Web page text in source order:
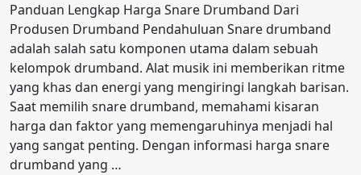
Panduan Lengkap Harga Snare Drumband Dari
Produsen Drumband Pendahuluan Snare drumband
adalah salah satu komponen utama dalam sebuah
kelompok drumband. Alat musik ini memberikan ritme
yang khas dan energi yang mengiringi langkah barisan.
Saat memilih snare drumband, memahami kisaran
harga dan faktor yang memengaruhinya menjadi hal
yang sangat penting. Dengan informasi harga snare
drumband yang …